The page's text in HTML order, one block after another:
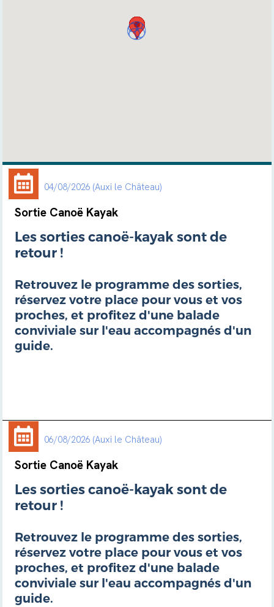
04/08/2026 Auxi le Château
Sortie Canoë Kayak
Les sorties canoë-kayak sont de
retour !
Retrouvez le programme des sorties,
réservez votre place pour vous et vos
proches, et profitez d'une balade
conviviale sur l'eau accompagnés d'un
guide.
06/08/2026 Auxi le Château
Sortie Canoë Kayak
Les sorties canoë-kayak sont de
retour !
Retrouvez le programme des sorties,
réservez votre place pour vous et vos
proches, et profitez d'une balade
conviviale sur l'eau accompagnés d'un
guide.